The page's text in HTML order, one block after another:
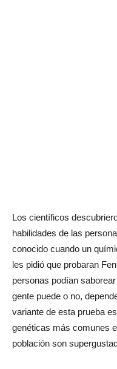
Los científicos
habilidades de las
conocido cuando un
les pidió que probaran
personas podían
gente puede o no,
variante de esta prueba
genéticas más comunes
población son